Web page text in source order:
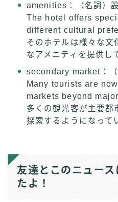
amenities：（名詞）
The hotel offers
different cultural
そのホテルは様々な文
なアメニティを提供し
secondary market：
Many tourists are
markets beyond
多くの観光客が主要都
探索するようになって
友達とこのニュー
たよ！